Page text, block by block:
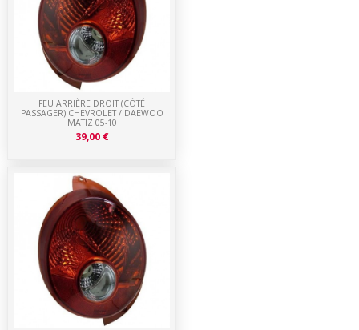
FEU ARRIÈRE DROIT (CÔTÉ
PASSAGER) CHEVROLET / DAEWOO
MATIZ 05-10
39,00 €